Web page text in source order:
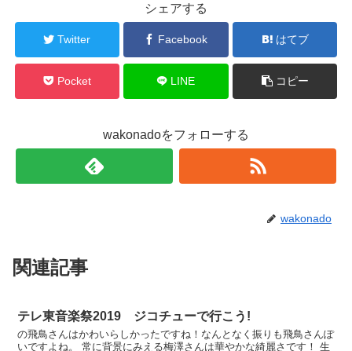
シェアする
Twitter Facebook はてブ
Pocket LINE コピー
wakonadoをフォローする
wakonado
関連記事
テレ東音楽祭2019 ジコチューで行こう!
の飛鳥さんはかわいらしかったですね！なんとなく振りも飛鳥さんぽ
いですよね。 常に背景にみえる梅澤さんは華やかな綺麗さです！ 生